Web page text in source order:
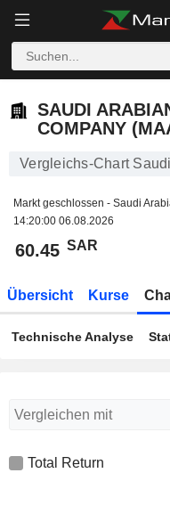
SAUDI
COMPANY
Vergleichs-Chart
Markt geschlossen - Saudi
14:20:00 06.08.2026
60.45 SAR
Übersicht Kurse
Technische Analyse
Total Return